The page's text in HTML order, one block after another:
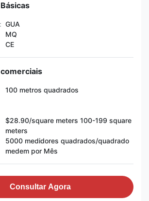
GUA
MQ
CE
100 metros quadrados
$28.90/square meters 100-199 square
meters
5000 medidores quadrados/quadrado
medem por Mês
Consultar Agora